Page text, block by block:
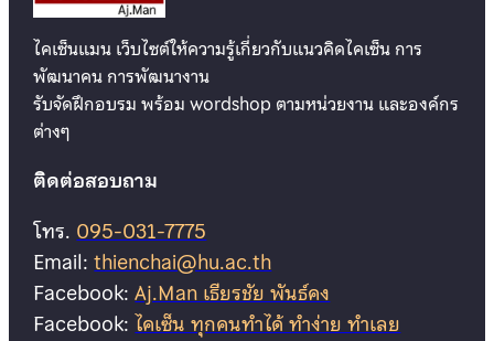
ไคเซ็นแมน เว็บไซต์ให้ความรู้เกี่ยวกับแนวคิดไคเซ็น การ
พัฒนาคน การพัฒนางาน
รับจัดฝึกอบรม พร้อม wordshop ตามหน่วยงาน และองค์กร
ต่างๆ
ติดต่อสอบถาม
โทร.095-031-7775
Email:thienchai@hu.ac.th
Facebook:Aj.Man เธียรชัย พันธ์คง
Facebook:ไคเซ็น ทุกคนทำได้ ทำง่าย ทำเลย